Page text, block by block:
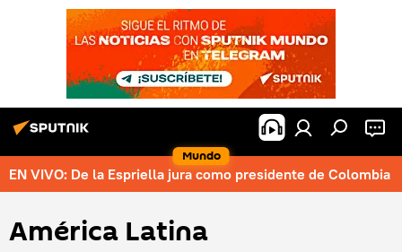
Mundo
EN VIVO: De la Espriella jura como presidente de Colombia
América Latina